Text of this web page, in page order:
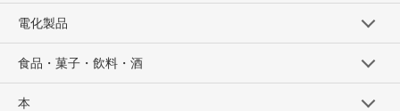
電化製品
食品・菓子・飲料・酒
本